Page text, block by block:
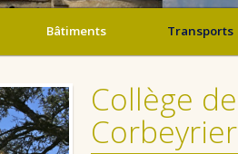
Bâtiments Transports
Collège de
Corbeyrier